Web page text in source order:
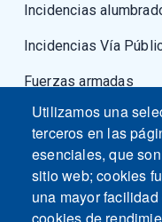
Incidencias
Incidencias Vía
Fuerzas armadas
Utilizamos una
terceros en las
esenciales, que
sitio web; cookies
una mayor